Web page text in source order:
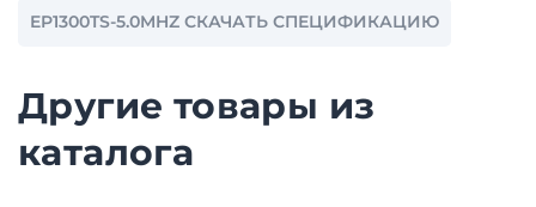
EP1300TS-5.0MHZ СКАЧАТЬ СПЕЦИФИКАЦИЮ
Другие товары из
каталога